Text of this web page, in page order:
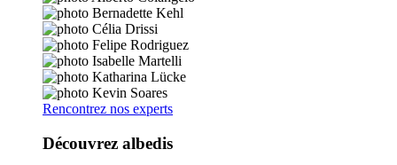
Rencontrez nos experts
Découvrez albedis